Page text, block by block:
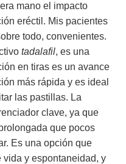
mano el impacto
eréctil. Mis pacientes
todo, convenientes.
tadalafil, es una
en tiras es un avance
más rápida y es ideal
las pastillas. La
clave, ya que
que pocos
Es una opción que
vida y espontaneidad, y